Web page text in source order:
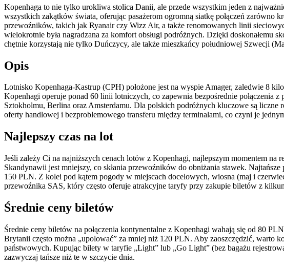
Kopenhaga to nie tylko urokliwa stolica Danii, ale przede wszystkim jeden z
wszystkich zakątków świata, oferując pasażerom ogromną siatkę połączeń
przewoźników, takich jak Ryanair czy Wizz Air, a także renomowanych linii
wielokrotnie była nagradzana za komfort obsługi podróżnych. Dzięki doskonałemu
chętnie korzystają nie tylko Duńczycy, ale także mieszkańcy południowej Szwecji
Opis
Lotnisko Kopenhaga-Kastrup (CPH) położone jest na wyspie Amager, zaledwie 8
Kopenhagi operuje ponad 60 linii lotniczych, co zapewnia bezpośrednie połączenia
Sztokholmu, Berlina oraz Amsterdamu. Dla polskich podróżnych kluczowe są liczne
oferty handlowej i bezproblemowego transferu między terminalami, co czyni je
Najlepszy czas na lot
Jeśli zależy Ci na najniższych cenach lotów z Kopenhagi, najlepszym momentem
Skandynawii jest mniejszy, co skłania przewoźników do obniżania stawek.
150 PLN. Z kolei pod kątem pogody w miejscach docelowych, wiosna (maj i
przewoźnika SAS, który często oferuje atrakcyjne taryfy przy zakupie biletów z
Średnie ceny biletów
Średnie ceny biletów na połączenia kontynentalne z Kopenhagi wahają się od 80
Brytanii często można „upolować” za mniej niż 120 PLN. Aby zaoszczędzić,
państwowych. Kupując bilety w taryfie „Light” lub „Go Light” (bez bagażu
zazwyczaj tańsze niż te w szczycie dnia.